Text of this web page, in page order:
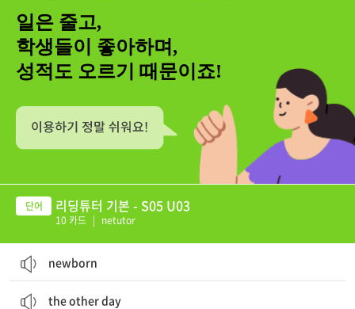
일은 줄고,
학생들이 좋아하며,
성적도 오르기 때문이죠!
리딩튜터 기본 - S05 U03
10 카드 | netutor
newborn
the other day